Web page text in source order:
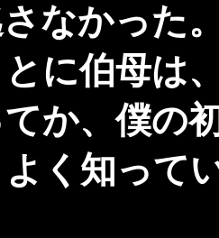
なかった
に伯母は
か、僕の
く知って